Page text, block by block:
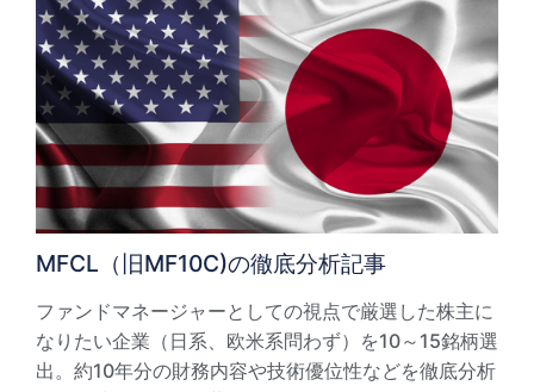
MFCL（旧MF10C)の徹底分析記事
ファンドマネージャーとしての視点で厳選した株主に
なりたい企業（日系、欧米系問わず）を10～15銘柄選
出。約10年分の財務内容や技術優位性などを徹底分析